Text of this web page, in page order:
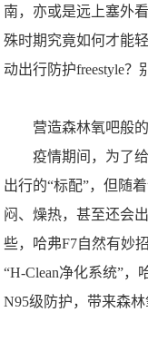
南，亦或是远上塞外
殊时期究竟如何才能
动出行防护freestyle？
营造森林氧吧般
疫情期间，为了
出行的“标配”，但随
闷、燥热，甚至还会
些，哈弗F7自然有妙
“H-Clean净化系统”，
N95级防护，带来森